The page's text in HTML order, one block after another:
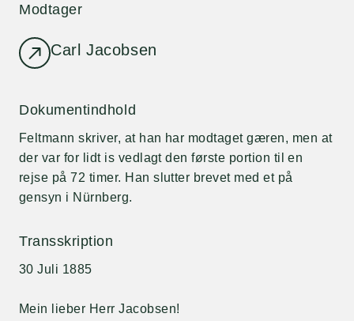
Modtager
Carl Jacobsen
Dokumentindhold
Feltmann skriver, at han har modtaget gæren, men at
der var for lidt is vedlagt den første portion til en
rejse på 72 timer. Han slutter brevet med et på
gensyn i Nürnberg.
Transskription
30 Juli 1885
Mein lieber Herr Jacobsen!